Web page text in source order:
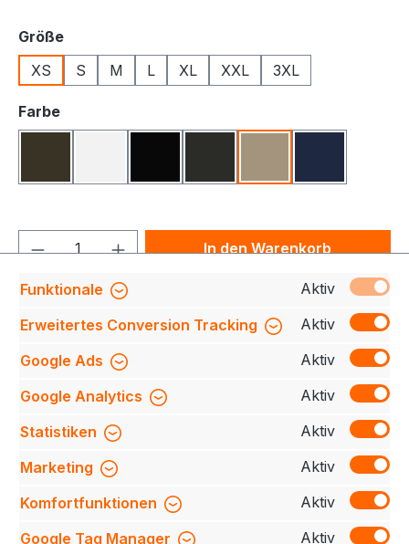
Größeauswählen
XS
S M L XL XXL 3XL
Farbeauswählen
Produkt Anzahl: Gib denIn den Warenkorb
Diese leger geschnittene Chino
überzeugt durch ihren klassischen 5-Pocket-Look
mit zwei seitlichen Eingrifftaschen, einer Mü…
Mehr
Bewertungen
Funktionale
Aktiv
Erweitertes Conversion Tracking
Aktiv
Google Ads
Aktiv
Google Analytics
Aktiv
Statistiken
Aktiv
Marketing
Aktiv
Komfortfunktionen
Aktiv
Google Tag Manager
Aktiv